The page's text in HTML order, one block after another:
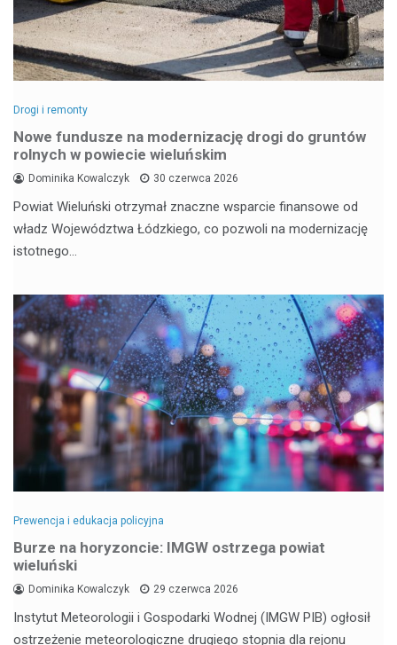
Drogi i remonty
Nowe fundusze na modernizację drogi do gruntów
rolnych w powiecie wieluńskim
Dominika Kowalczyk 30 czerwca 2026
Powiat Wieluński otrzymał znaczne wsparcie finansowe od
władz Województwa Łódzkiego, co pozwoli na modernizację
istotnego…
Prewencja i edukacja policyjna
Burze na horyzoncie: IMGW ostrzega powiat
wieluński
Dominika Kowalczyk 29 czerwca 2026
Instytut Meteorologii i Gospodarki Wodnej (IMGW PIB) ogłosił
ostrzeżenie meteorologiczne drugiego stopnia dla rejonu